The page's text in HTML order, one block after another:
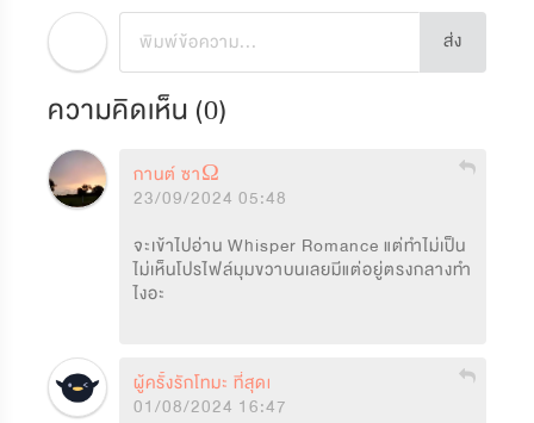
ส่ง
ความคิดเห็น (0)
กานต์ ซาΩ
23/09/2024 05:48
จะเข้าไปอ่าน Whisper Romance แต่ทำไม่เป็น
ไม่เห็นโปรไฟล์มุมขวาบนเลยมีแต่อยู่ตรงกลางทำ
ไงอะ
ผู้ครั้งรักโทมะ ที่สุดแล้ว
01/08/2024 16:47